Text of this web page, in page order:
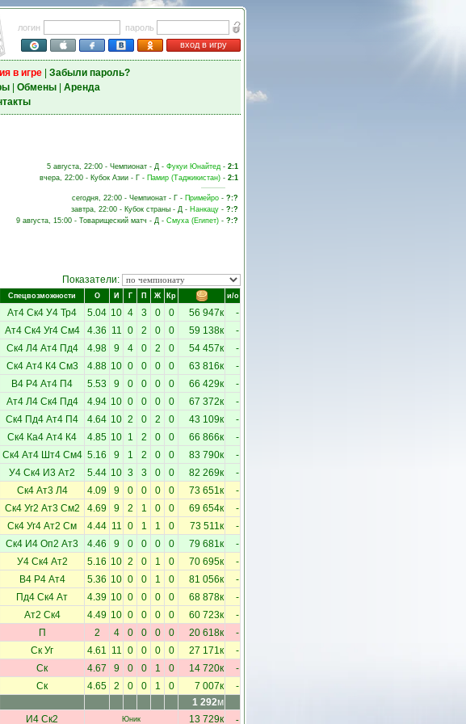
логин
пароль
вход в игру
в игре| Забыли пароль?
| Обмены| Аренда
5 августа, 22:00 - Чемпионат - Д - Фукуи Юнайтед - 2:1
вчера, 22:00 - Кубок Азии - Г - Памир (Таджикистан) - 2:1
сегодня, 22:00 - Чемпионат - Г - Примейро - ?:?
завтра, 22:00 - Кубок страны - Д - Нанкацу - ?:?
9 августа, 15:00 - Товарищеский матч - Д - Смуха (Египет) - ?:?
Показатели:
Спецвозможности О И Г П Ж Кр и/о
Ат4 Ск4 У4 Тр4 5.04 10 4 3 0 0 56 947к -
Ат4 Ск4 Уг4 См4 4.36 11 0 2 0 0 59 138к -
Ск4 Л4 Ат4 Пд4 4.98 9 4 0 2 0 54 457к -
Ск4 Ат4 К4 См3 4.88 10 0 0 0 0 63 816к -
В4 Р4 Ат4 П4 5.53 9 0 0 0 0 66 429к -
Ат4 Л4 Ск4 Пд4 4.94 10 0 0 0 0 67 372к -
Ск4 Пд4 Ат4 П4 4.64 10 2 0 2 0 43 109к -
Ск4 Ка4 Ат4 К4 4.85 10 1 2 0 0 66 866к -
Ск4 Ат4 Шт4 См4 5.16 9 1 2 0 0 83 790к -
У4 Ск4 И3 Ат2 5.44 10 3 3 0 0 82 269к -
Ск4 Ат3 Л4 4.09 9 0 0 0 0 73 651к -
Ск4 Уг2 Ат3 См2 4.69 9 2 1 0 0 69 654к -
Ск4 Уг4 Ат2 См 4.44 11 0 1 1 0 73 511к -
Ск4 И4 Оп2 Ат3 4.46 9 0 0 0 0 79 681к -
У4 Ск4 Ат2 5.16 10 2 0 1 0 70 695к -
В4 Р4 Ат4 5.36 10 0 0 1 0 81 056к -
Пд4 Ск4 Ат 4.39 10 0 0 0 0 68 878к -
Ат2 Ск4 4.49 10 0 0 0 0 60 723к -
П 2 4 0 0 0 0 20 618к -
Ск Уг 4.61 11 0 0 0 0 27 171к -
Ск 4.67 9 0 0 1 0 14 720к -
Ск 4.65 2 0 0 1 0 7 007к -
1 292м
И4 Ск2 Юник 13 729к -